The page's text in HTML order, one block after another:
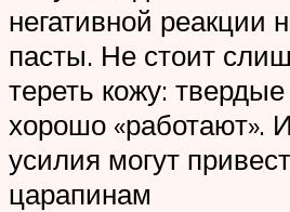
негативной реакции
пасты. Не стоит
тереть кожу:
хорошо «работают».
усилия могут
царапинам